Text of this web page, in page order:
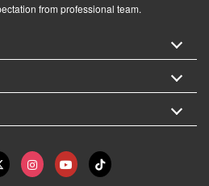
from professional team.